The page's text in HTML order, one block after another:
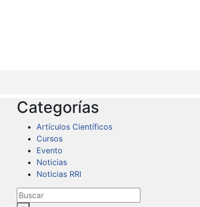
Categorías
Artículos Científicos
Cursos
Evento
Noticias
Noticias RRI